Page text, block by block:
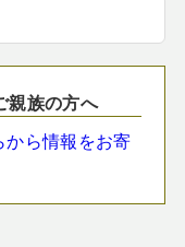
親族の方へ
ら情報をお寄